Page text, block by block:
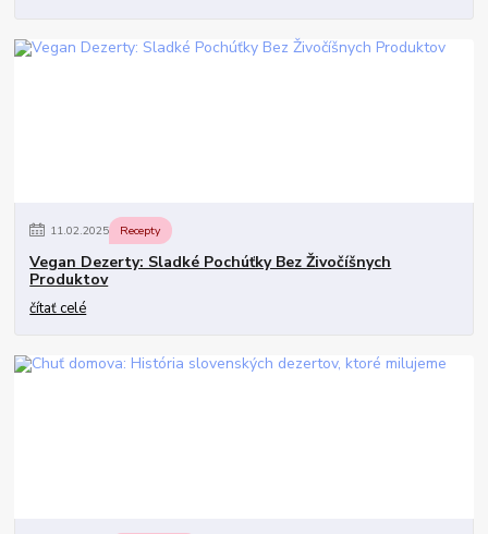
11.02.2025 Recepty
Vegan Dezerty: Sladké Pochúťky Bez Živočíšnych
Produktov
čítať celé